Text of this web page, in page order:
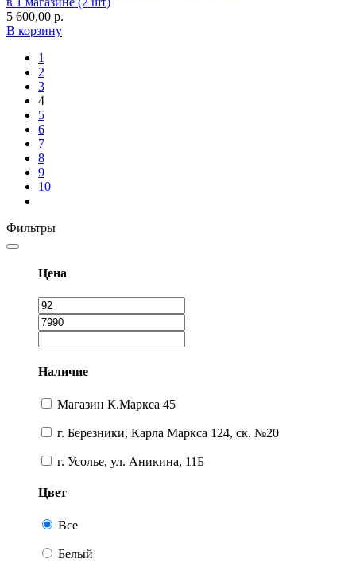
5 600,00 р.
В корзину
1
2
3
4
5
6
7
8
9
10
Фильтры
Цена
Наличие
Магазин К.Маркса 45
г. Березники, Карла Маркса 124, ск. №20
г. Усолье, ул. Аникина, 11Б
Цвет
Все
Белый